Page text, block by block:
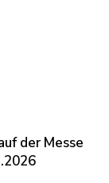
der Messe